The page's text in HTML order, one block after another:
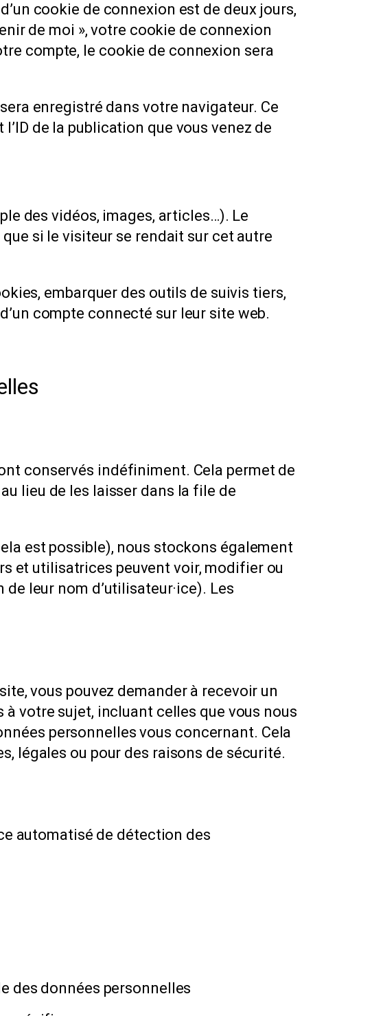
cookie de connexion est de deux jours,
de moi », votre cookie de connexion
compte, le cookie de connexion sera
enregistré dans votre navigateur. Ce
de la publication que vous venez de
des vidéos, images, articles…). Le
si le visiteur se rendait sur cet autre
embarquer des outils de suivis tiers,
compte connecté sur leur site web.
conservés indéfiniment. Cela permet de
lieu de les laisser dans la file de
est possible), nous stockons également
et utilisatrices peuvent voir, modifier ou
leur nom d’utilisateur·ice). Les
vous pouvez demander à recevoir un
votre sujet, incluant celles que vous nous
personnelles vous concernant. Cela
légales ou pour des raisons de sécurité.
automatisé de détection des
des données personnelles